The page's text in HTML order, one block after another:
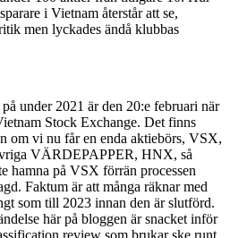
i Vietnam återstår att se,
men lyckades ändå klubbas
under 2021 är den 20:e februari när
Stock Exchange. Det finns
om vi nu får en enda aktiebörs, VSX,
VÄRDEPAPPER, HNX, så
hamna på VSX förrän processen
Faktum är att många räknar med
som till 2023 innan den är slutförd.
här på bloggen är snacket inför
review som brukar ske runt